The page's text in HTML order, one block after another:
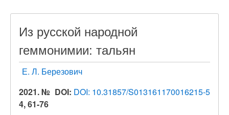
Из русской народной
геммонимии: тальян
Е. Л. Березович
DOI: DOI: 10.31857/S013161170016215-5
2021. №
4, 61-76